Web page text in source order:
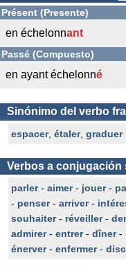
Présent (Presente)
en échelonnant
Passé (Compuesto)
en ayant échelonné
Sinónimo del verbo
espacer, étaler, graduer
Verbos a conjugación
parler- aimer- jouer-
- penser- arriver-
souhaiter- réveiller-
admirer- entrer- dîner-
énerver- enfermer-